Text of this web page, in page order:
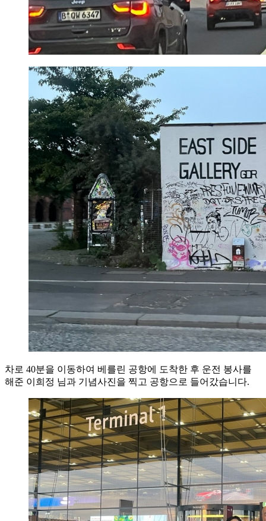
차로 40분을 이동하여 베를린 공항에 도착한 후 운전 봉사를
해준 이희정 님과 기념사진을 찍고 공항으로 들어갔습니다.